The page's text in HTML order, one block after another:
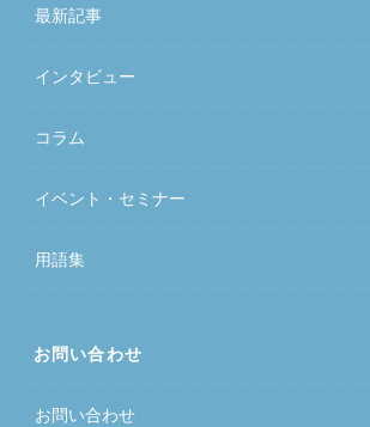
最新記事
インタビュー
コラム
イベント・セミナー
用語集
お問い合わせ
お問い合わせ